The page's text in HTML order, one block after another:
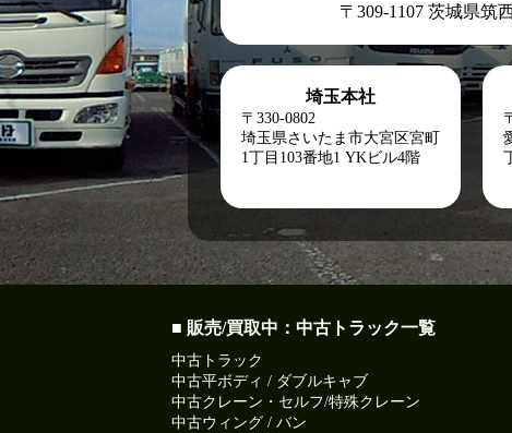
〒309-1107 茨城県筑
埼玉本社
〒330-0802
埼玉県さいたま市大宮区宮町
1丁目103番地1 YKビル4階
■ 販売/買取中：中古トラック一覧
中古トラック
中古平ボディ / ダブルキャブ
中古クレーン・セルフ/特殊クレーン
中古ウィング / バン